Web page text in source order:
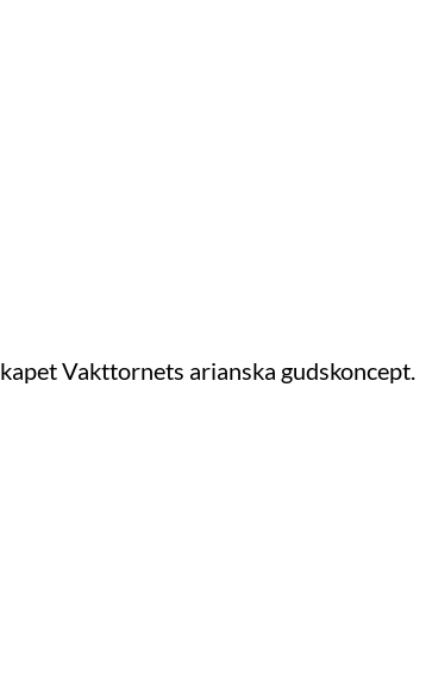
Vakttornets arianska gudskoncept.